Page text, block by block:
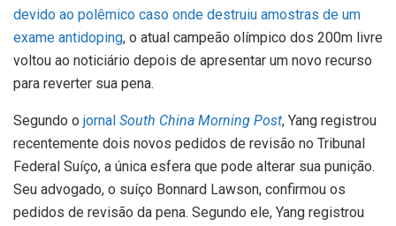
devido ao polêmico caso onde destruiu amostras de um
exame antidoping, o atual campeão olímpico dos 200m livre
voltou ao noticiário depois de apresentar um novo recurso
para reverter sua pena.
Segundo o jornal South China Morning Post, Yang registrou
recentemente dois novos pedidos de revisão no Tribunal
Federal Suíço, a única esfera que pode alterar sua punição.
Seu advogado, o suíço Bonnard Lawson, confirmou os
pedidos de revisão da pena. Segundo ele, Yang registrou